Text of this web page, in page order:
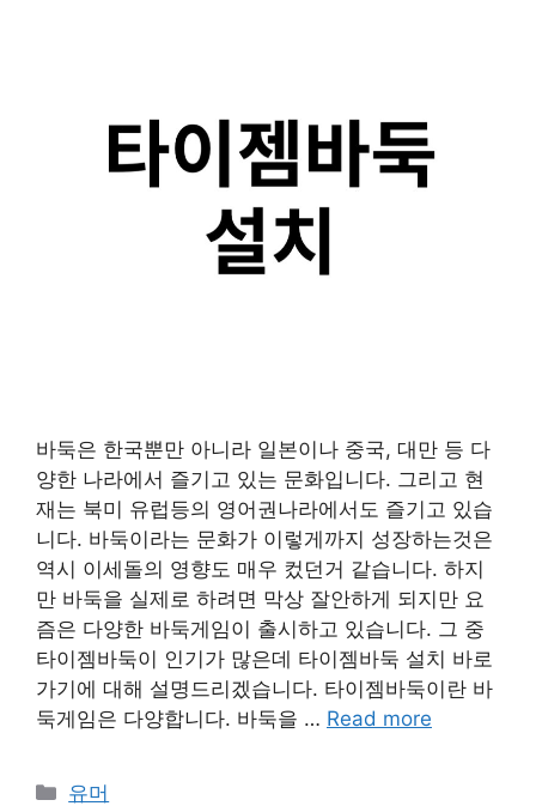
바둑은 한국뿐만 아니라 일본이나 중국, 대만 등 다
양한 나라에서 즐기고 있는 문화입니다. 그리고 현
재는 북미 유럽등의 영어권나라에서도 즐기고 있습
니다. 바둑이라는 문화가 이렇게까지 성장하는것은
역시 이세돌의 영향도 매우 컸던거 같습니다. 하지
만 바둑을 실제로 하려면 막상 잘안하게 되지만 요
즘은 다양한 바둑게임이 출시하고 있습니다. 그 중
타이젬바둑이 인기가 많은데 타이젬바둑 설치 바로
가기에 대해 설명드리겠습니다. 타이젬바둑이란 바
둑게임은 다양합니다. 바둑을 … Read more
Categories
유머